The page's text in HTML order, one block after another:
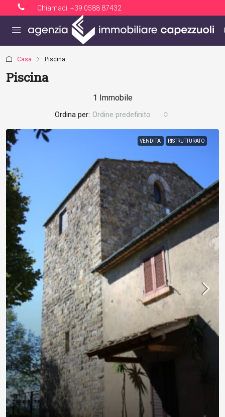
Chiamaci: +39 0588 87432
Casa Piscina
Piscina
1 Immobile
Ordina per: Ordine predefinito
VENDITA RISTRUTTURATO